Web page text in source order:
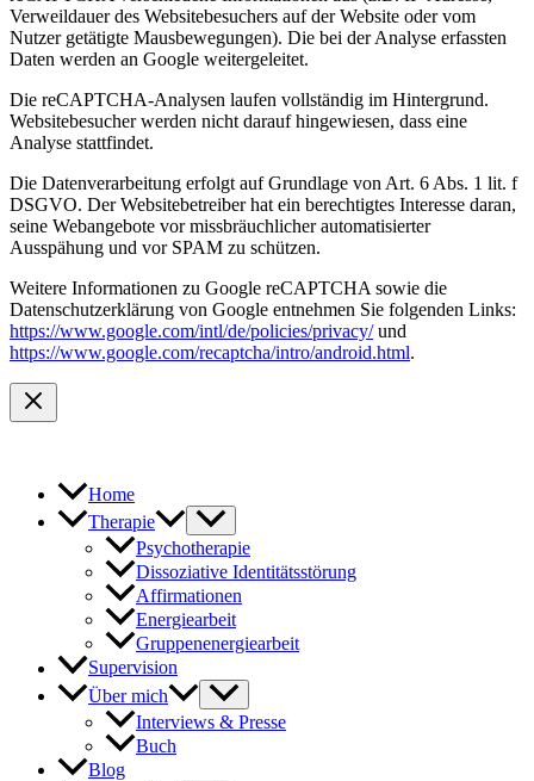
Verweildauer des Websitebesuchers auf der Website oder vom
Nutzer getätigte Mausbewegungen). Die bei der Analyse erfassten
Daten werden an Google weitergeleitet.
Die reCAPTCHA-Analysen laufen vollständig im Hintergrund.
Websitebesucher werden nicht darauf hingewiesen, dass eine
Analyse stattfindet.
Die Datenverarbeitung erfolgt auf Grundlage von Art. 6 Abs. 1 lit. f
DSGVO. Der Websitebetreiber hat ein berechtigtes Interesse daran,
seine Webangebote vor missbräuchlicher automatisierter
Ausspähung und vor SPAM zu schützen.
Weitere Informationen zu Google reCAPTCHA sowie die
Datenschutzerklärung von Google entnehmen Sie folgenden Links:
https://www.google.com/intl/de/policies/privacy/und
https://www.google.com/recaptcha/intro/android.html.
Home
Therapie
Psychotherapie
Dissoziative Identitätsstörung
Affirmationen
Energiearbeit
Gruppenenergiearbeit
Supervision
Über mich
Interviews & Presse
Buch
Blog